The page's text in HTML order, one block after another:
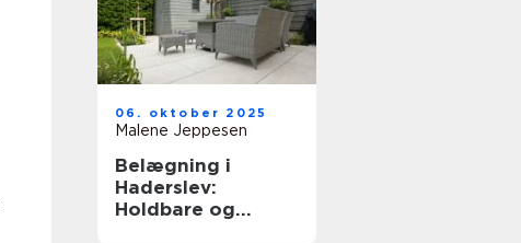
06. oktober 2025
Malene Jeppesen
Belægning i
Haderslev:
Holdbare og